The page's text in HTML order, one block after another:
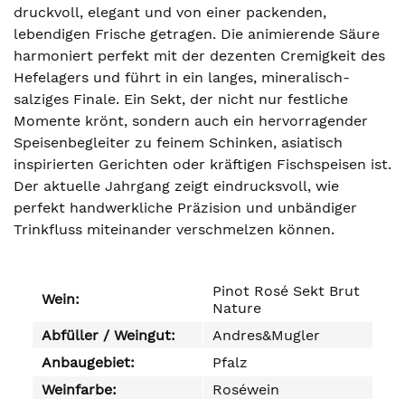
druckvoll, elegant und von einer packenden,
lebendigen Frische getragen. Die animierende Säure
harmoniert perfekt mit der dezenten Cremigkeit des
Hefelagers und führt in ein langes, mineralisch-
salziges Finale. Ein Sekt, der nicht nur festliche
Momente krönt, sondern auch ein hervorragender
Speisenbegleiter zu feinem Schinken, asiatisch
inspirierten Gerichten oder kräftigen Fischspeisen ist.
Der aktuelle Jahrgang zeigt eindrucksvoll, wie
perfekt handwerkliche Präzision und unbändiger
Trinkfluss miteinander verschmelzen können.
Wein:
Pinot Rosé Sekt Brut
Nature
Abfüller / Weingut:
Andres&Mugler
Anbaugebiet:
Pfalz
Weinfarbe:
Roséwein